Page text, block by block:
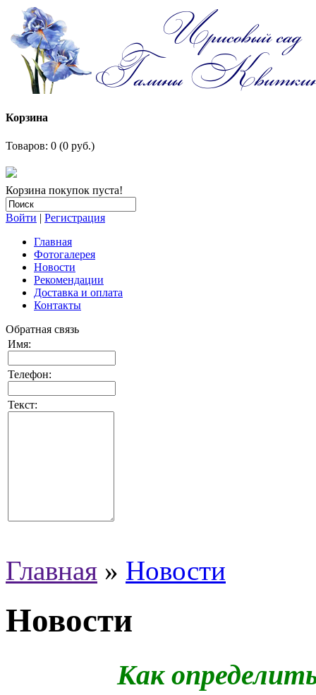
Корзина
Товаров: 0 (0 руб.)
Корзина покупок пуста!
Войти | Регистрация
Главная
Фотогалерея
Новости
Рекомендации
Доставка и оплата
Контакты
Обратная связь
Имя:
Телефон:
Текст:
Главная » Новости
Новости
Как